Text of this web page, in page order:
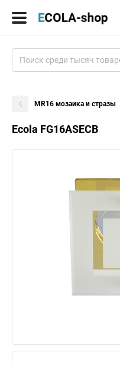
MR16 мозаика и стразы
Ecola FG16ASECB